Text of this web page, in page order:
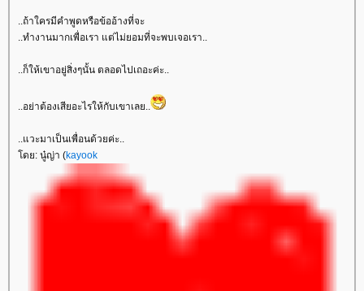
..ถ้าใครมีคำพูดหรือข้ออ้างที่จะ
..ทำงานมากเพื่อเรา แต่ไม่ยอมที่จะพบเจอเรา..
..ก็ให้เขาอยู่สิ่งๆนั้น ตลอดไปเถอะค่ะ..
..อย่าต้องเสียอะไรให้กับเขาเลย..
..แวะมาเป็นเพื่อนด้วยค่ะ..
ดย: นู๋ญ่า (kayook